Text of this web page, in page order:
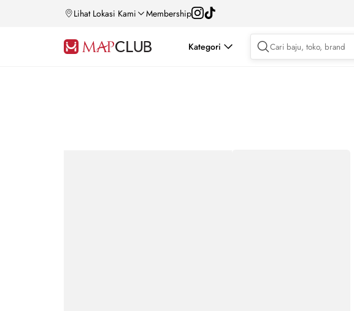
Lihat Lokasi Kami Membership
Kategori